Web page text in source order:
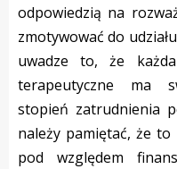
odpowiedzią na
zmotywować do
uwadze to, że
terapeutyczne ma
stopień zatrudnienia
należy pamiętać, że to
pod względem